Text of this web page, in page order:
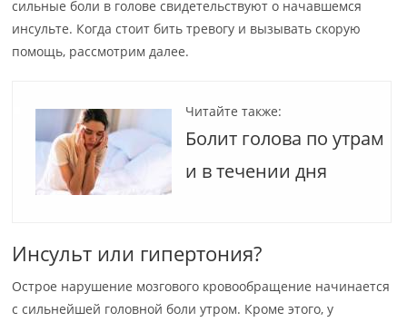
сильные боли в голове свидетельствуют о начавшемся
инсульте. Когда стоит бить тревогу и вызывать скорую
помощь, рассмотрим далее.
Читайте также:
Болит голова по утрам
и в течении дня
Инсульт или гипертония?
Острое нарушение мозгового кровообращение начинается
с сильнейшей головной боли утром. Кроме этого, у